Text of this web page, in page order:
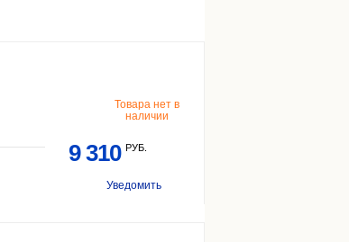
Товара нет в
наличии
9 310 РУБ.
Уведомить